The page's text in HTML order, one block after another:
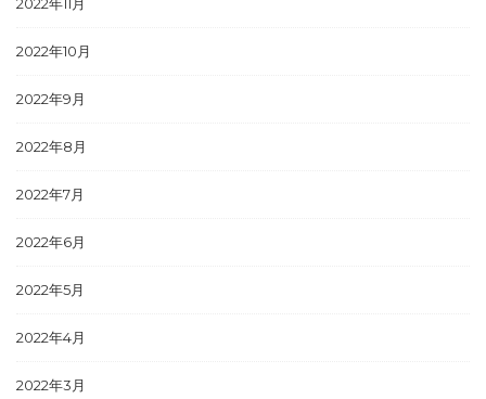
2022年10月
2022年9月
2022年8月
2022年7月
2022年6月
2022年5月
2022年4月
2022年3月